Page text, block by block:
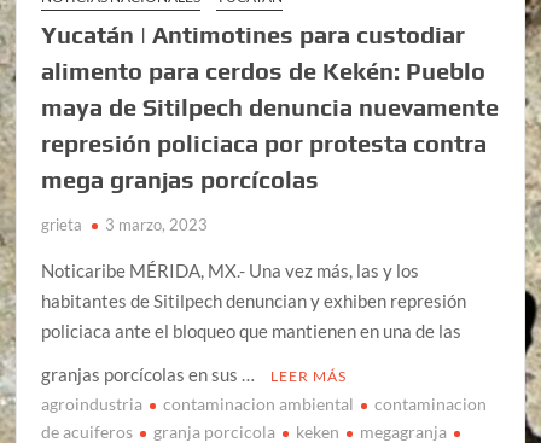
Yucatán | Antimotines para custodiar
alimento para cerdos de Kekén: Pueblo
maya de Sitilpech denuncia nuevamente
represión policiaca por protesta contra
mega granjas porcícolas
grieta 3 marzo, 2023
Noticaribe MÉRIDA, MX.- Una vez más, las y los
habitantes de Sitilpech denuncian y exhiben represión
policiaca ante el bloqueo que mantienen en una de las
granjas porcícolas en sus …
LEER MÁS
agroindustria contaminacion ambiental
contaminacion
de acuiferos
granja porcicola keken
megagranja